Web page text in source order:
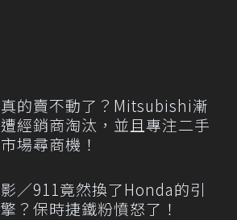
真的賣不動了？Mitsubishi漸
遭經銷商淘汰，並且專注二手
市場尋商機！
影／911竟然換了Honda的引
擎？保時捷鐵粉憤怒了！